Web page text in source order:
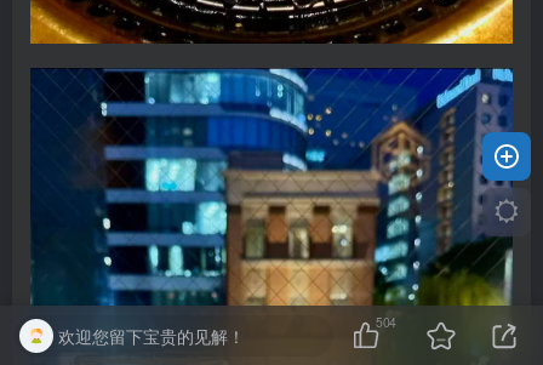
欢迎您留下宝贵的见解！
504